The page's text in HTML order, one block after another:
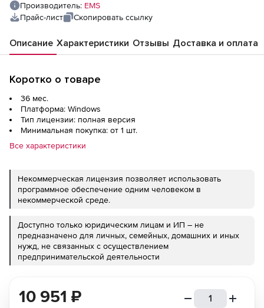
Производитель: EMS
Прайс-лист
Скопировать ссылку
Описание Характеристики Отзывы Доставка и оплата
Коротко о товаре
36 мес.
Платформа: Windows
Тип лицензии: полная версия
Минимальная покупка: от 1 шт.
Все характеристики
Некоммерческая лицензия позволяет использовать
программное обеспечение одним человеком в
некоммерческой среде.
Доступно только юридическим лицам и ИП – не
предназначено для личных, семейных, домашних и иных
нужд, не связанных с осуществлением
предпринимательской деятельности
10 951 ₽